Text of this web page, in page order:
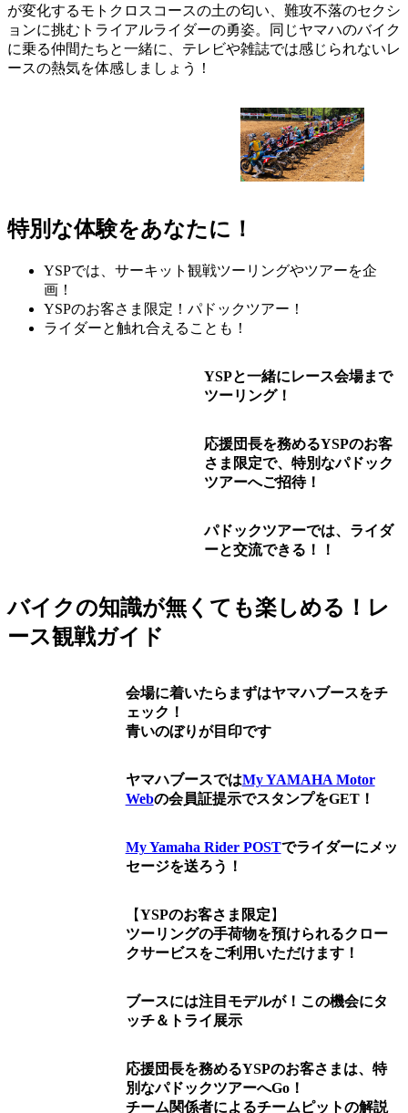
が変化するモトクロスコースの土の匂い、難攻不落のセクシ
ョンに挑むトライアルライダーの勇姿。同じヤマハのバイク
に乗る仲間たちと一緒に、テレビや雑誌では感じられないレ
ースの熱気を体感しましょう！
特別な体験をあなたに！
YSPでは、サーキット観戦ツーリングやツアーを企
画！
YSPのお客さま限定！パドックツアー！
ライダーと触れ合えることも！
YSPと一緒にレース会場まで
ツーリング！
応援団長を務めるYSPのお客
さま限定で、特別なパドック
ツアーへご招待！
パドックツアーでは、ライダ
ーと交流できる！
！
バイクの知識が無くても楽しめる！レ
ース観戦ガイド
会場に着いたらまずはヤマハブースをチ
ェック！
青いのぼりが目印です
ヤマハブースではMy YAMAHA Motor
Webの会員証提示でスタンプをGET！
My Yamaha Rider POSTでライダーにメッ
セージを送ろう！
【YSPのお客さま限定 】
ツーリングの手荷物を預けられるクロー
クサービスをご利用いただけます！
ブースには注目モデルが！この機会にタ
ッチ＆トライ展示
応援団長を務めるYSPのお客さまは、特
別なパドックツアーへGo！
チーム関係者によるチームピットの解説